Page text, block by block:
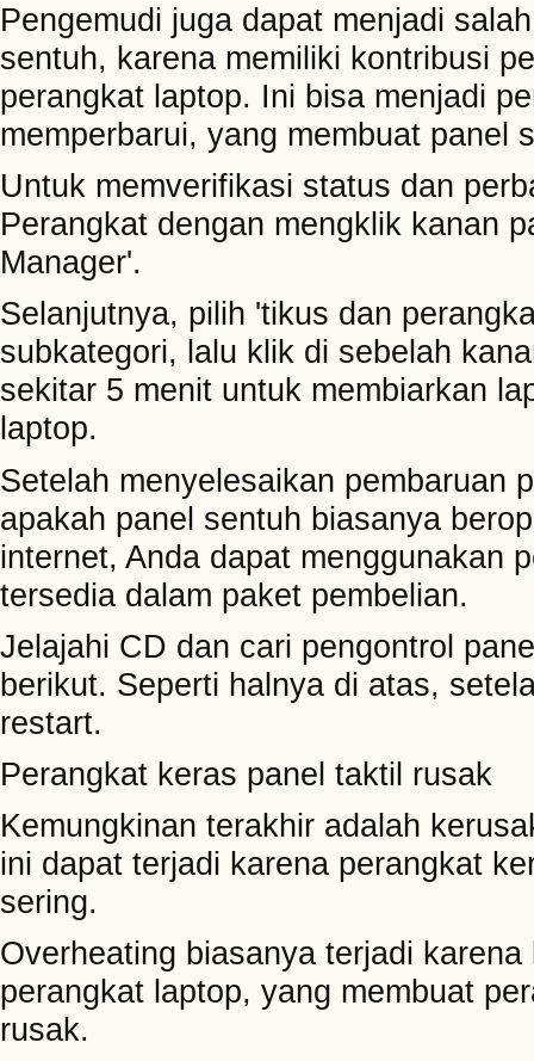
Pengemudi juga dapat menjadi
sentuh, karena memiliki kontribusi
perangkat laptop. Ini bisa menjadi
memperbarui, yang membuat panel
Untuk memverifikasi status dan
Perangkat dengan mengklik kanan
Manager'.
Selanjutnya, pilih 'tikus dan
subkategori, lalu klik di sebelah
sekitar 5 menit untuk membiarkan
laptop.
Setelah menyelesaikan pembaruan
apakah panel sentuh biasanya
internet, Anda dapat menggunakan
tersedia dalam paket pembelian.
Jelajahi CD dan cari pengontrol
berikut. Seperti halnya di atas,
restart.
Perangkat keras panel taktil rusak
Kemungkinan terakhir adalah
ini dapat terjadi karena perangkat
sering.
Overheating biasanya terjadi
perangkat laptop, yang membuat
rusak.